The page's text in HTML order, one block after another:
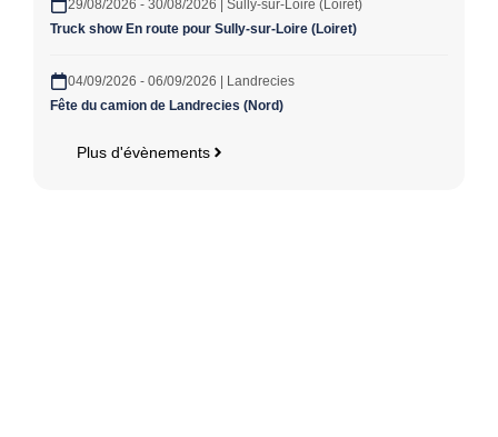
29/08/2026 - 30/08/2026 | Sully-sur-Loire (Loiret)
Truck show En route pour Sully-sur-Loire (Loiret)
04/09/2026 - 06/09/2026 | Landrecies
Fête du camion de Landrecies (Nord)
Plus d'évènements